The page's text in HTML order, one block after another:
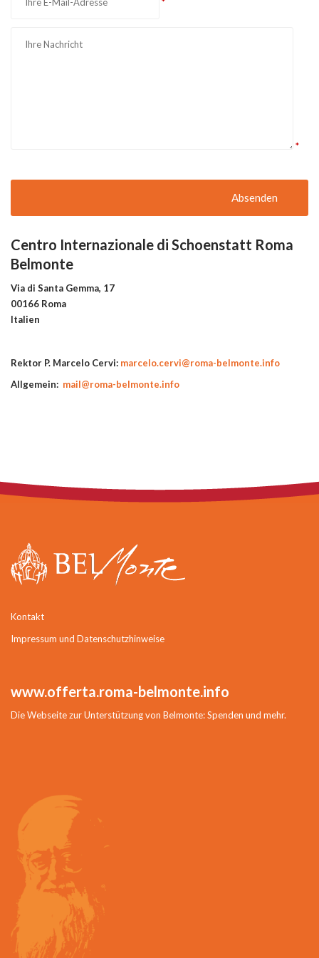
*
Centro Internazionale di Schoenstatt Roma
Belmonte
Via di Santa Gemma, 17
00166 Roma
Italien
Rektor P. Marcelo Cervi: marcelo.cervi@roma-belmonte.info
Allgemein: mail@roma-belmonte.info
Kontakt
Impressum und Datenschutzhinweise
www.offerta.roma-belmonte.info
Die Webseite zur Unterstützung von Belmonte: Spenden und mehr.